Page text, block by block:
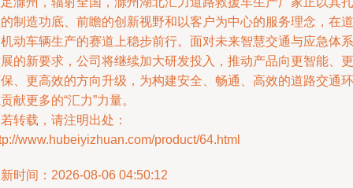
制造功底、前瞻的创新视野和以客户为中心的服务理念，在道
动车辆生产的赛道上稳步前行。面对未来智慧交通与应急体系
的新要求，公司将继续加大研发投入，推动产品向更智能、更
、更高效的方向升级，为构建安全、畅通、高效的道路交通环
献更多的“汇力”力量。
转载，请注明出处：
www.hubeiyizhuan.com/product/64.html
时间：2026-08-06 04:50:12